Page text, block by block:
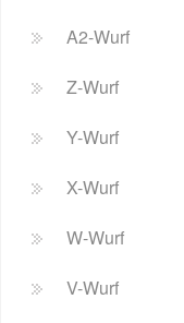
A2-Wurf
Z-Wurf
Y-Wurf
X-Wurf
W-Wurf
V-Wurf